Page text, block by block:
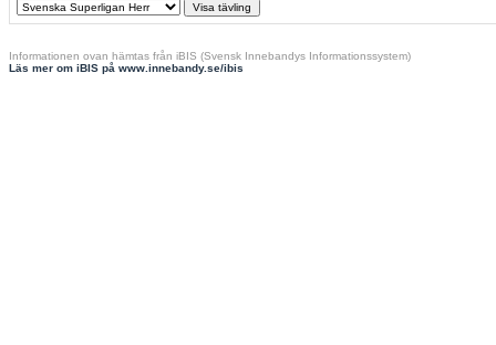
Informationen ovan hämtas från iBIS (Svensk Innebandys Informationssystem)
Läs mer om iBIS på www.innebandy.se/ibis